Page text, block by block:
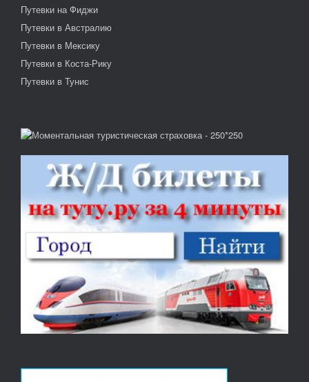
Путевки на Фиджи
Путевки в Австралию
Путевки в Мексику
Путевки в Коста-Рику
Путевки в Тунис